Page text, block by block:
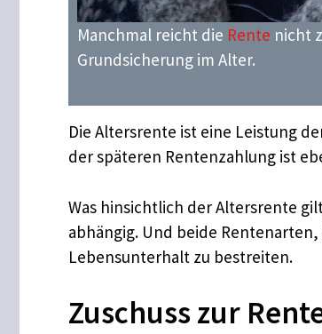
Manchmal reicht die Rente nicht
Grundsicherung im Alter.
Die Altersrente ist eine Leistung
der späteren Rentenzahlung ist
Was hinsichtlich der Altersrente
abhängig. Und beide
Lebensunterhalt zu bestreiten.
Zuschuss zur